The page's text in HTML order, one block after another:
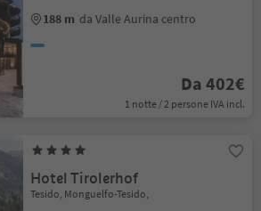
188 m da Valle Aurina centro
Da 402€
1 notte / 2 persone IVA incl.
Hotel Tirolerhof
Tesido, Monguelfo-Tesido,